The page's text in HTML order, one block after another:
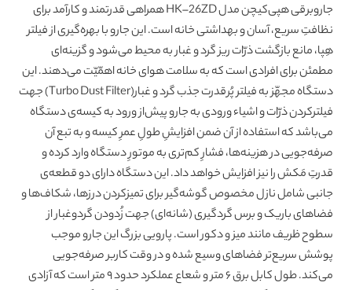
عدد
جاروبرقی هپی‌کیچن مدل HK–26ZD همراهی قدرتمند و کارآمد برای
نظافتِ سریع، آسان و بهداشتی خانه است. این جارو با بهره‌گیری از فیلتر
هِپا، مانع بازگشت ذرّات ریز گرد و غبار به محیط می‌شود و گزینه‌ای
مطمئن برای افرادی است که به سلامت هوای خانه اهمّیّت می‌دهند. این
دستگاه مجهّز به فیلتر پُرقدرت جذب گرد و غبار(Turbo Dust Filter) جهت
فیلترکردن ذرّات و اشیاء ورودی به جارو پیش‌از ورود به کیسه‌ی دستگاه
می‌باشد که استفاده از آن ضمن افزایشِ طولِ عمرِ کیسه و به تبع آن
صرفه‌جویی در هزینه‌ها، فشارِ کم‌تری به موتورِ دستگاه وارد کرده و
قدرتِ مَکش را نیز افزایش خواهد داد. این دستگاه دارای دو قطعه‌ی
جانبی شامل نازل مخصوص گوشه‌گیر برای تمیزکردن درزها، شکاف‌ها و
فضاهای باریک و برس گردگیری (شانه‌ای) جهت زُدودن گردوغبار از
سطوح ظریف مانند میز و دکور است. پارویی بزرگ این جارو موجب
پوشش سریع‌تر فضاهای وسیع شده و در وقت کاربر صرفه‌جویی
می‌کند. طول کابل برق ۶ متر و شعاع عملکرد حدود ۹ متر است که آزادی